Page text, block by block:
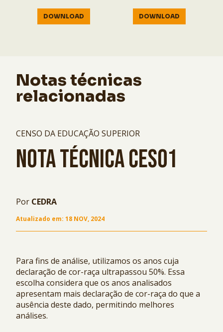
DOWNLOAD DOWNLOAD
Notas técnicas
relacionadas
CENSO DA EDUCAÇÃO SUPERIOR
NOTA TÉCNICA CES01
Por CEDRA
Atualizado em: 18 NOV, 2024
Para fins de análise, utilizamos os anos cuja
declaração de cor-raça ultrapassou 50%. Essa
escolha considera que os anos analisados
apresentam mais declaração de cor-raça do que a
ausência deste dado, permitindo melhores
análises.